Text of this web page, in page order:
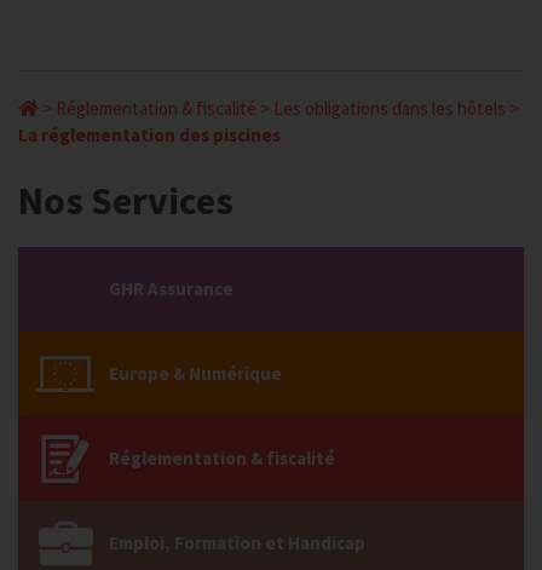
> Réglementation & fiscalité > Les obligations dans les hôtels >
La réglementation des piscines
Nos Services
GHR Assurance
Europe & Numérique
Réglementation & fiscalité
Emploi, Formation et Handicap